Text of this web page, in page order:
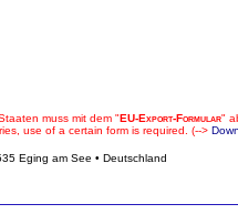
muss mit dem "EU-Export-Formular"
use of a certain form is required. (-->
Eging am See • Deutschland